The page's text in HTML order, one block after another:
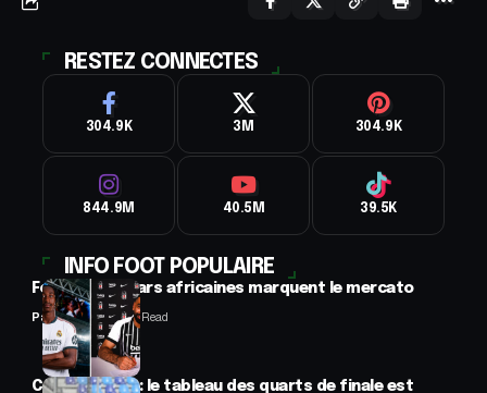
RESTEZ CONNECTES
304.9K 3M 304.9K
844.9M 40.5M 39.5K
INFO FOOT POPULAIRE
Football : 2 stars africaines marquent le mercato
Panafrofoot2 Min Read
CAN féminine : le tableau des quarts de finale est